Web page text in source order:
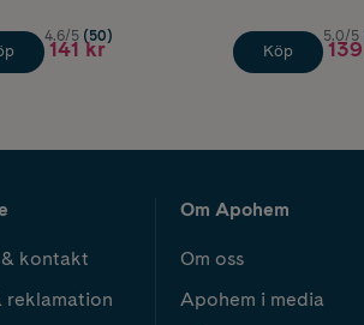
4.6/5 (50)
141 kr Köp
5.0/5
kontakt
reklamation
Om Apohem
Om oss
Apohem i media